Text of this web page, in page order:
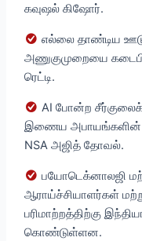
கவுஷல் கிஷோர்.
எல்லை தாண்டிய
அணுகுமுறையை
ரெட்டி.
AI போன்ற
இணைய அபாயங்களின்
NSA அஜித் தோவல்.
பயோடெக்னாலஜி
ஆராய்ச்சியாளர்கள்
பரிமாற்றத்திற்கு
கொண்டுள்ளன.